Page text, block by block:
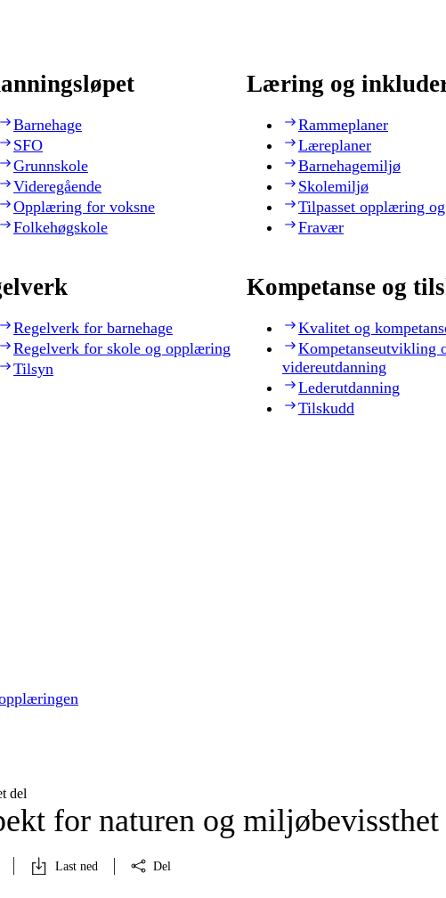
Barnehage
SFO
Grunnskole
Videregående
Opplæring for voksne
Folkehøgskole
Læring og
Rammeplaner
Læreplaner
Barnehagemiljø
Skolemiljø
Tilpasset opplæring
Fravær
Regelverk for barnehage
Regelverk for skole og opplæring
Tilsyn
Kompetanse og
Kvalitet og
Kompetanseutvikling
videreutdanning
Lederutdanning
Tilskudd
del
for naturen og miljøbevissthet
Last ned Del